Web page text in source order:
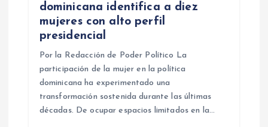
dominicana identifica a diez
mujeres con alto perfil
presidencial
Por la Redacción de Poder Político La
participación de la mujer en la política
dominicana ha experimentado una
transformación sostenida durante las últimas
décadas. De ocupar espacios limitados en la…